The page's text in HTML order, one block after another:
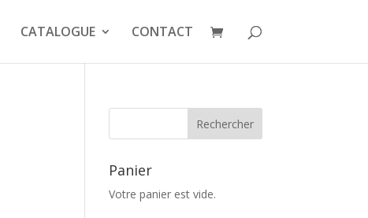
CATALOGUE CONTACT
Panier
Votre panier est vide.